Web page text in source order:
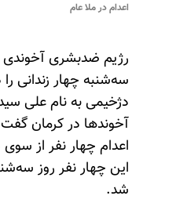
اعدام در ملا عام
رژیم ضدبشری آخوندی
سه‌شنبه چهار زندانی
دژخیمی به نام علی
آخوندها در کرمان
اعدام چهار نفر از
این چهار نفر روز
شد.